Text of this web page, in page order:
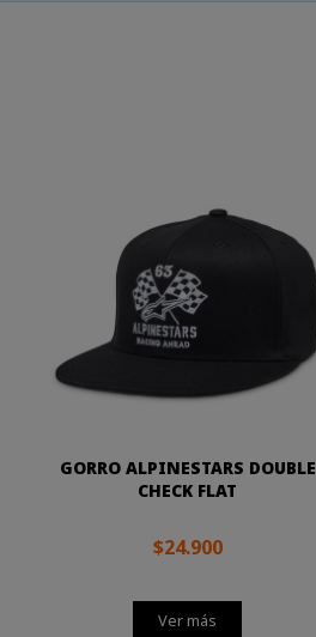
GORRO ALPINESTARS DOUBLE
CHECK FLAT
$24.900
Ver más